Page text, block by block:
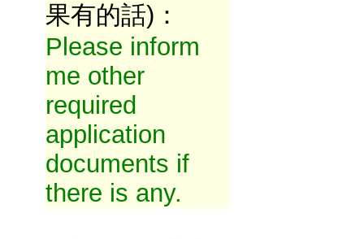
果有的話)：
Please inform
me other
required
application
documents if
there is any.